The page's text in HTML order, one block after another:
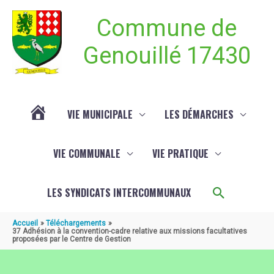
Commune de
Genouillé 17430
VIE MUNICIPALE LES DÉMARCHES
VIE COMMUNALE VIE PRATIQUE
LES SYNDICATS INTERCOMMUNAUX
Accueil
Téléchargements
37 Adhésion à la convention-cadre relative aux missions facultatives
proposées par le Centre de Gestion